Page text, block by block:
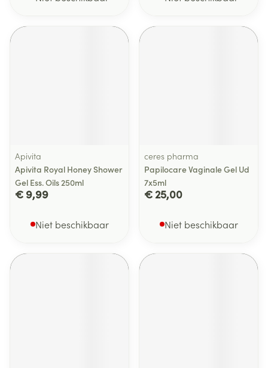
Apivita
Apivita Royal Honey Shower
Gel Ess. Oils 250ml
€ 9,99
Niet beschikbaar
ceres pharma
Papilocare Vaginale Gel Ud
7x5ml
€ 25,00
Niet beschikbaar